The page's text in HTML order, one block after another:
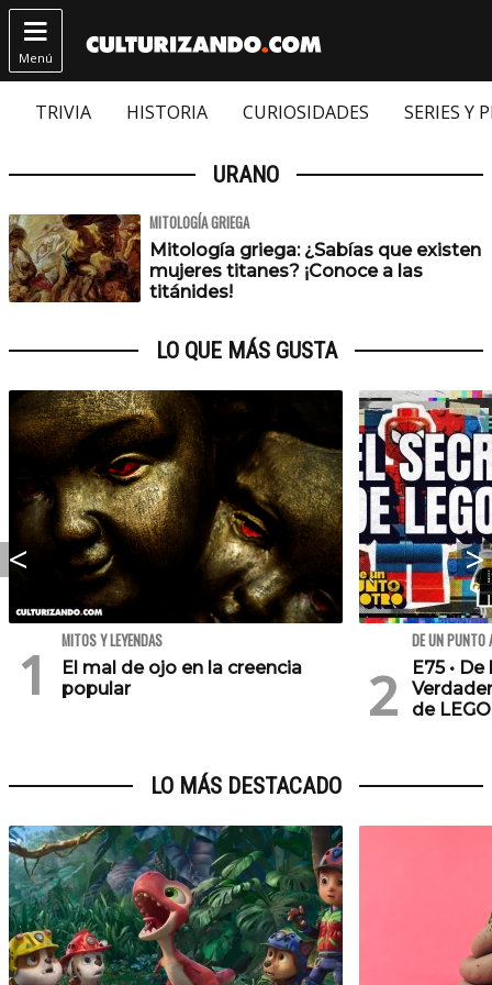

Menú
TRIVIA HISTORIA CURIOSIDADES SERIES Y
URANO
MITOLOGÍA GRIEGA
Mitología griega: ¿Sabías que existen
mujeres titanes? ¡Conoce a las
titánides!
LO QUE MÁS GUSTA
MITOS Y LEYENDAS
El mal de ojo en la creencia
popular
DE UN PUNTO
E75 •
de
LO MÁS DESTACADO